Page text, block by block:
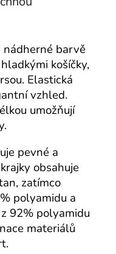
nádherné barvě
košíčky,
Elastická
vzhled.
umožňují
pevné a
obsahuje
zatímco
polyamidu a
92% polyamidu
materiálů